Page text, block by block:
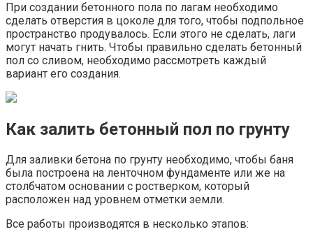
При создании бетонного пола по лагам необходимо
сделать отверстия в цоколе для того, чтобы подпольное
пространство продувалось. Если этого не сделать, лаги
могут начать гнить. Чтобы правильно сделать бетонный
пол со сливом, необходимо рассмотреть каждый
вариант его создания.
Как залить бетонный пол по грунту
Для заливки бетона по грунту необходимо, чтобы баня
была построена на ленточном фундаменте или же на
столбчатом основании с ростверком, который
расположен над уровнем отметки земли.
Все работы производятся в несколько этапов: